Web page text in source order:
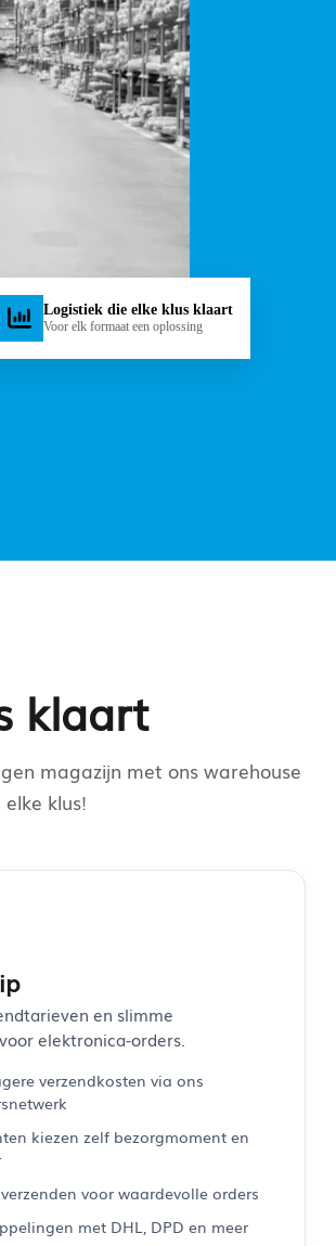
Logistiek die elke klus klaart
Voor elk formaat een oplossing
klaart
magazijn met ons warehouse
klus!
en slimme
elektronica-orders.
verzendkosten via ons
kiezen zelf bezorgmoment en
voor waardevolle orders
met DHL, DPD en meer